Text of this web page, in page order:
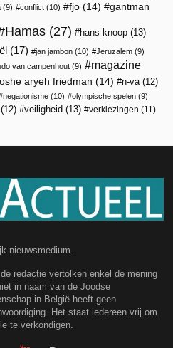
(9) conflict (10) fjo (14) gantman
Hamas (27) hans knoop (13)
(17) jan jambon (10) Jeruzalem (9)
van campenhout (9)
magazine
aryeh friedman (14) n-va (12)
negationisme (10) olympische spelen (9)
(12) veiligheid (13) verkiezingen (11)
nieuwsmedium.
redactie vertolken enkel de mening
in naam van de Joodse
in België heeft geen
Het staat iedereen vrij om
te verkondigen.